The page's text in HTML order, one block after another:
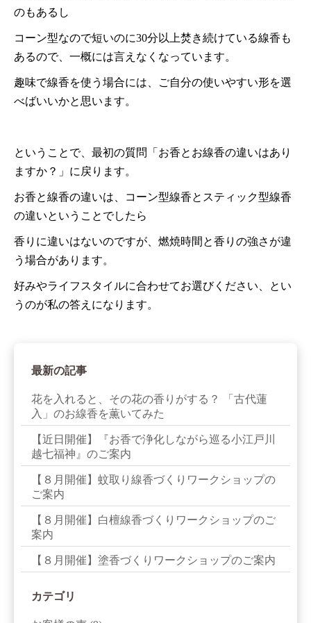
のもあるし
コーン型なので短いのに30分以上焚き続けている線香も
あるので、一概には言えなくなっています。
趣味で線香を使う場合には、ご自分の使いやすい形を選
べばいいかと思います。
ということで、最初の質問「お香とお線香の違いはあり
ますか？」に戻ります。
お香と線香の違いは、コーン型線香とスティック型線香
の違いということでしたら
香りに違いはないのですが、燃焼時間と香りの強さが違
う場合があります。
好みやライフスタイルに合わせてお選びください、とい
うのが私の答えになります。
最新の記事
花を入れると、その花の香りがする？ 「古代蓮
入」のお線香を薫いてみた
【近日開催】『お香で浄化しながら巡る小江戸川
越七福神』のご案内
【８月開催】蚊取り線香づくりワークショップの
ご案内
【８月開催】白檀線香づくりワークショップのご
案内
【８月開催】塗香づくりワークショップのご案内
カテゴリ